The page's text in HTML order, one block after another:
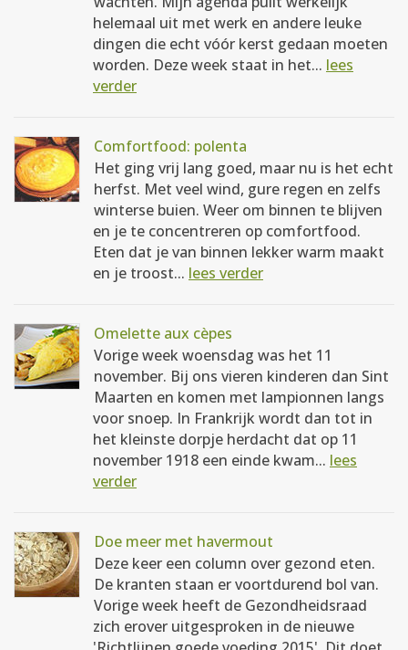
helemaal uit met werk en andere leuke
dingen die echt vóór kerst gedaan moeten
worden. Deze week staat in het... lees
verder
Comfortfood: polenta
Het ging vrij lang goed, maar nu is het echt
herfst. Met veel wind, gure regen en zelfs
winterse buien. Weer om binnen te blijven
en je te concentreren op comfortfood.
Eten dat je van binnen lekker warm maakt
en je troost... lees verder
Omelette aux cèpes
Vorige week woensdag was het 11
november. Bij ons vieren kinderen dan Sint
Maarten en komen met lampionnen langs
voor snoep. In Frankrijk wordt dan tot in
het kleinste dorpje herdacht dat op 11
november 1918 een einde kwam... lees
verder
Doe meer met havermout
Deze keer een column over gezond eten.
De kranten staan er voortdurend bol van.
Vorige week heeft de Gezondheidsraad
zich erover uitgesproken in de nieuwe